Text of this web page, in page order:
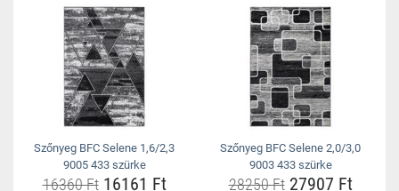
Szőnyeg BFC Selene 1,6/2,3
9005 433 szürke
16360 Ft16161 Ft
Szőnyeg BFC Selene 2,0/3,0
9003 433 szürke
28250 Ft27907 Ft